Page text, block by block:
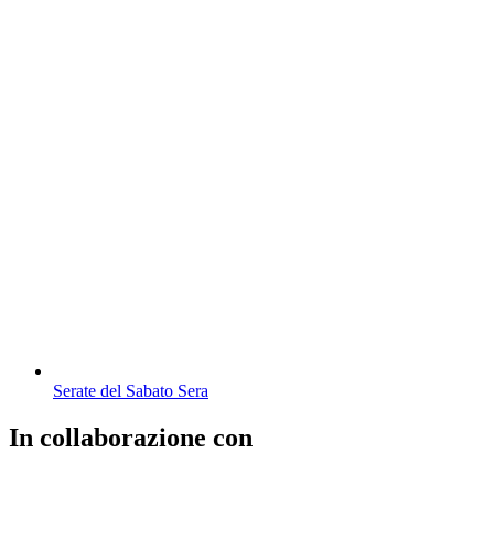
Serate del Sabato Sera
In collaborazione con